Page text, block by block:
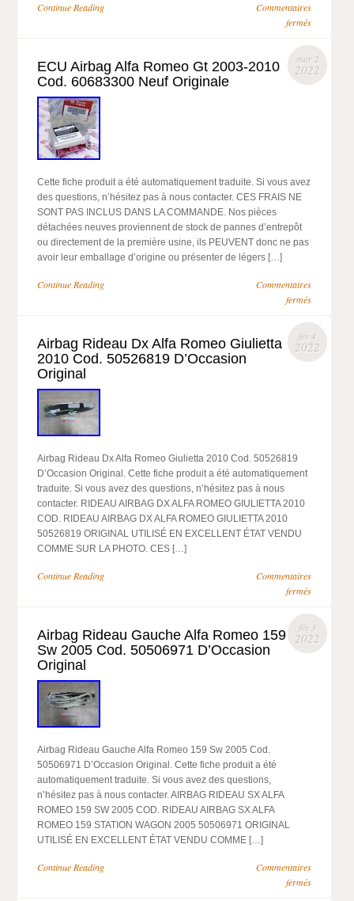
Continue Reading
Commentaires
fermés
mar 2
2022
ECU Airbag Alfa Romeo Gt 2003-2010
Cod. 60683300 Neuf Originale
Cette fiche produit a été automatiquement traduite. Si vous avez
des questions, n’hésitez pas à nous contacter. CES FRAIS NE
SONT PAS INCLUS DANS LA COMMANDE. Nos pièces
détachées neuves proviennent de stock de pannes d’entrepôt
ou directement de la première usine, ils PEUVENT donc ne pas
avoir leur emballage d’origine ou présenter de légers […]
Continue Reading
Commentaires
fermés
fév 4
2022
Airbag Rideau Dx Alfa Romeo Giulietta
2010 Cod. 50526819 D’Occasion
Original
Airbag Rideau Dx Alfa Romeo Giulietta 2010 Cod. 50526819
D’Occasion Original. Cette fiche produit a été automatiquement
traduite. Si vous avez des questions, n’hésitez pas à nous
contacter. RIDEAU AIRBAG DX ALFA ROMEO GIULIETTA 2010
COD. RIDEAU AIRBAG DX ALFA ROMEO GIULIETTA 2010
50526819 ORIGINAL UTILISÉ EN EXCELLENT ÉTAT VENDU
COMME SUR LA PHOTO. CES […]
Continue Reading
Commentaires
fermés
fév 3
2022
Airbag Rideau Gauche Alfa Romeo 159
Sw 2005 Cod. 50506971 D’Occasion
Original
Airbag Rideau Gauche Alfa Romeo 159 Sw 2005 Cod.
50506971 D’Occasion Original. Cette fiche produit a été
automatiquement traduite. Si vous avez des questions,
n’hésitez pas à nous contacter. AIRBAG RIDEAU SX ALFA
ROMEO 159 SW 2005 COD. RIDEAU AIRBAG SX ALFA
ROMEO 159 STATION WAGON 2005 50506971 ORIGINAL
UTILISÉ EN EXCELLENT ÉTAT VENDU COMME […]
Continue Reading
Commentaires
fermés